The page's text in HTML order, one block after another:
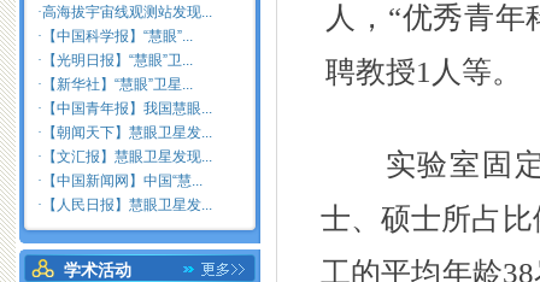
·高海拔宇宙线观测站发现...
· 【中国科学报】“慧眼”...
· 【光明日报】“慧眼”卫...
· 【新华社】“慧眼”卫星...
· 【中国青年报】我国慧眼...
· 【朝闻天下】慧眼卫星发...
· 【文汇报】慧眼卫星发现...
· 【中国新闻网】中国“慧...
· 【人民日报】慧眼卫星发...
学术活动
人，“优秀青
聘教授1人等。
实验室固定
士、硕士所占比
工的平均年龄